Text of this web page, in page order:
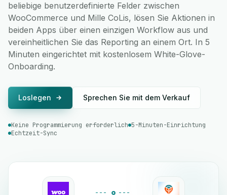
beliebige benutzerdefinierte Felder zwischen
WooCommerce und Mille CoLis, lösen Sie Aktionen in
beiden Apps über einen einzigen Workflow aus und
vereinheitlichen Sie das Reporting an einem Ort. In 5
Minuten eingerichtet mit kostenlosem White-Glove-
Onboarding.
Loslegen Sprechen Sie mit dem Verkauf
Keine Programmierung erforderlich 5-Minuten-Einrichtung
Echtzeit-Sync